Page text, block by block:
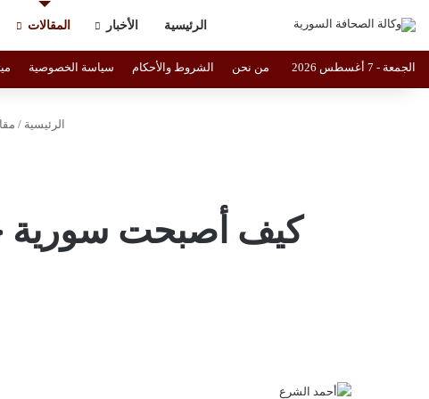
الرئيسية الأخبار المقالات
الجمعة - 7 أغسطس 2026 من نحن الشروط والأحكام سياسة الخصوصية
الرئيسية /
كيف أصبحت سورية